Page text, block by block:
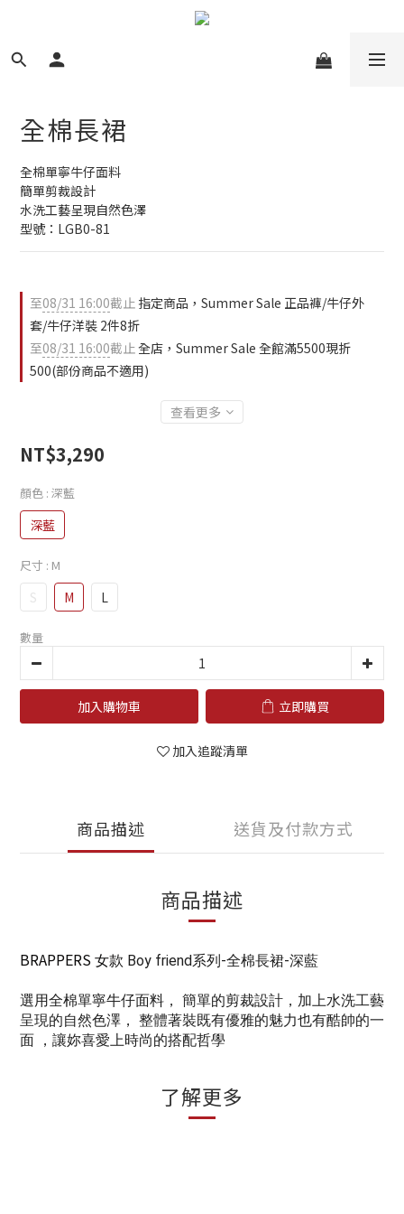
全棉長裙
全棉單寧牛仔面料
簡單剪裁設計
水洗工藝呈現自然色澤
型號：LGB0-81
至08/31 16:00截止 指定商品，Summer Sale 正品褲/牛仔外
套/牛仔洋裝 2件8折
至08/31 16:00截止全店，Summer Sale 全館滿5500現折
500(部份商品不適用)
查看更多
NT$3,290
顏色 : 深藍
深藍
尺寸 : M
S M L
數量
加入購物車 立即購買
加入追蹤清單
商品描述 送貨及付款方式
商品描述
BRAPPERS女款 Boy friend系列-全棉長裙-深藍
選用全棉單寧牛仔面料， 簡單的剪裁設計，加上水洗工藝
呈現的自然色澤， 整體著裝既有優雅的魅力也有酷帥的一
面 ，讓妳喜愛上時尚的搭配哲學
了解更多